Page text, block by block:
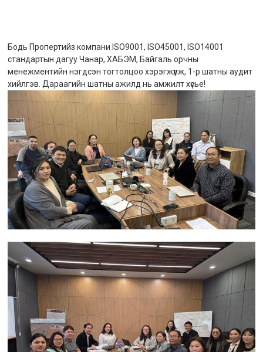
Бодь Пропертийз компани ISO9001, ISO45001, ISO14001
стандартын дагуу Чанар, ХАБЭМ, Байгаль орчны
менежментийн нэгдсэн тогтолцоо хэрэгжүүлж, 1-р шатны аудит
хийлгэв. Дараагийн шатны ажилд нь амжилт хүсье!